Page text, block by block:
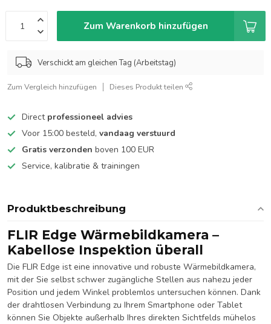
Zum Warenkorb hinzufügen
Verschickt am gleichen Tag (Arbeitstag)
Zum Vergleich hinzufügen Dieses Produkt teilen
Direct professioneel advies
Voor 15:00 besteld, vandaag verstuurd
Gratis verzonden boven 100 EUR
Service, kalibratie & trainingen
Produktbeschreibung
FLIR Edge Wärmebildkamera –
Kabellose Inspektion überall
Die FLIR Edge ist eine innovative und robuste Wärmebildkamera,
mit der Sie selbst schwer zugängliche Stellen aus nahezu jeder
Position und jedem Winkel problemlos untersuchen können. Dank
der drahtlosen Verbindung zu Ihrem Smartphone oder Tablet
können Sie Objekte außerhalb Ihres direkten Sichtfelds mühelos